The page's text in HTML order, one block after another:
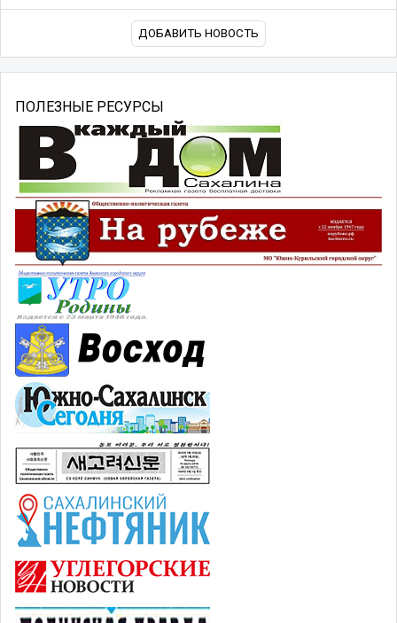
ДОБАВИТЬ НОВОСТЬ
ПОЛЕЗНЫЕ РЕСУРСЫ